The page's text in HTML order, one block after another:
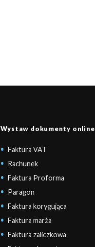
Wystaw dokumenty online
Faktura VAT
Rachunek
Faktura Proforma
Paragon
Faktura korygująca
Faktura marża
Faktura zaliczkowa